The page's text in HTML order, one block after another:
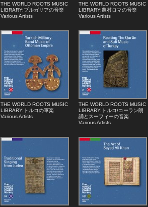
THE WORLD ROOTS MUSIC
LIBRARY:ブルガリアの音楽
Various Artists
THE WORLD ROOTS MUSIC
LIBRARY:農村ロマの音楽
Various Artists
THE WORLD ROOTS MUSIC
LIBRARY:トルコの軍楽
Various Artists
THE WORLD ROOTS MUSIC
LIBRARY:トルコ/コーラン朗
誦とスーフィーの音楽
Various Artists